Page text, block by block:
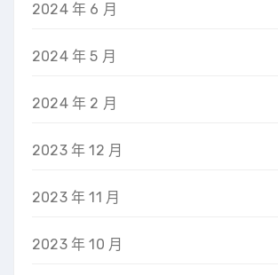
2024 年 6 月
2024 年 5 月
2024 年 2 月
2023 年 12 月
2023 年 11 月
2023 年 10 月